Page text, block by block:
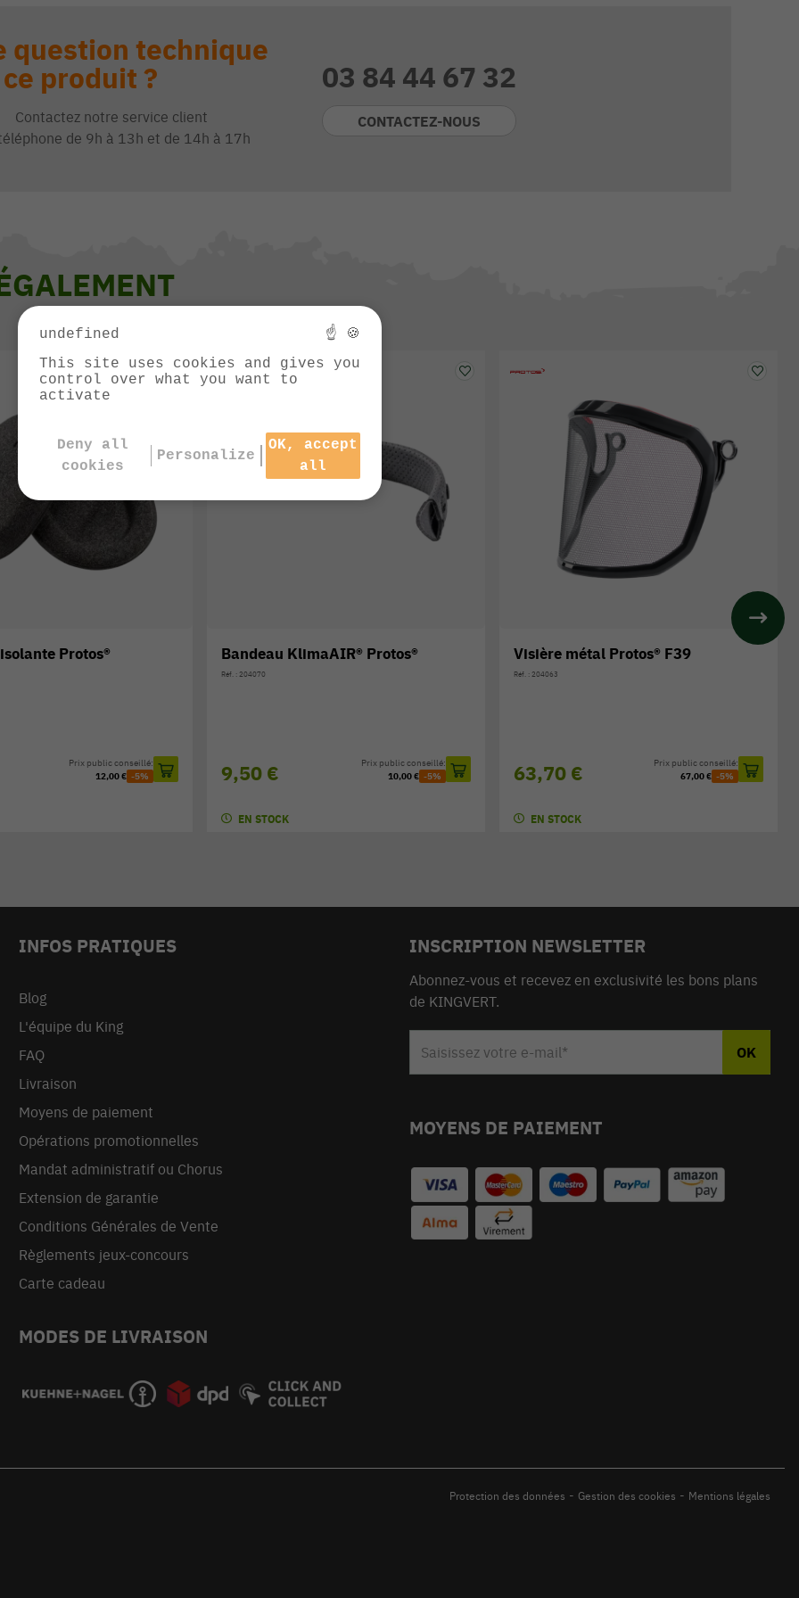
question technique
produit ?
Contactez notre service client
de 9h à 13h et de 14h à 17h
03 84 44 67 32
CONTACTEZ-NOUS
Protos®
Prix public conseillé:
12,00 € -5%
Bandeau KlimaAIR® Protos®
Réf. : 204070
9,50 €
Prix public conseillé:
10,00 € -5%
EN STOCK
Visière métal Protos® F39
Réf. : 204063
63,70 €
Prix public conseillé:
67,00 € -5%
EN STOCK
INFOS PRATIQUES
Blog
L'équipe du King
FAQ
Livraison
Moyens de paiement
Opérations promotionnelles
Mandat administratif ou Chorus
Extension de garantie
Conditions Générales de Vente
Règlements jeux-concours
Carte cadeau
MODES DE LIVRAISON
INSCRIPTION NEWSLETTER
Abonnez-vous et recevez en exclusivité les bons plans
de KINGVERT.
MOYENS DE PAIEMENT
Protection des données - Gestion des cookies - Mentions légales
undefined
☝ 🍪
This site uses cookies and gives you
control over what you want to
activate
Deny all
cookies
Personalize
OK, accept
all